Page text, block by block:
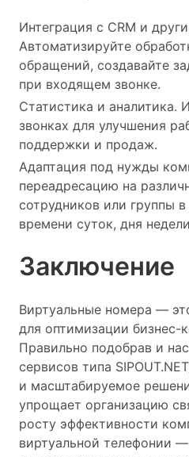
Интеграция с CRM и
Автоматизируйте
обращений, создавайте
при входящем звонке.
Статистика и аналитика.
звонках для улучшения
поддержки и продаж.
Адаптация под нужды
переадресацию на
сотрудников или группы
времени суток, дня
Заключение
Виртуальные номера —
для оптимизации бизнес-
Правильно подобрав и
сервисов типа
и масштабируемое
упрощает организацию
росту эффективности
виртуальной телефонии